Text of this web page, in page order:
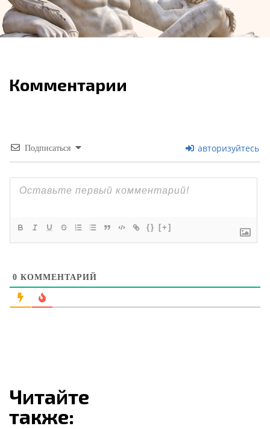
Комментарии
Подписаться авторизуйтесь
{} [+]
0 КОММЕНТАРИЙ
Читайте
также: